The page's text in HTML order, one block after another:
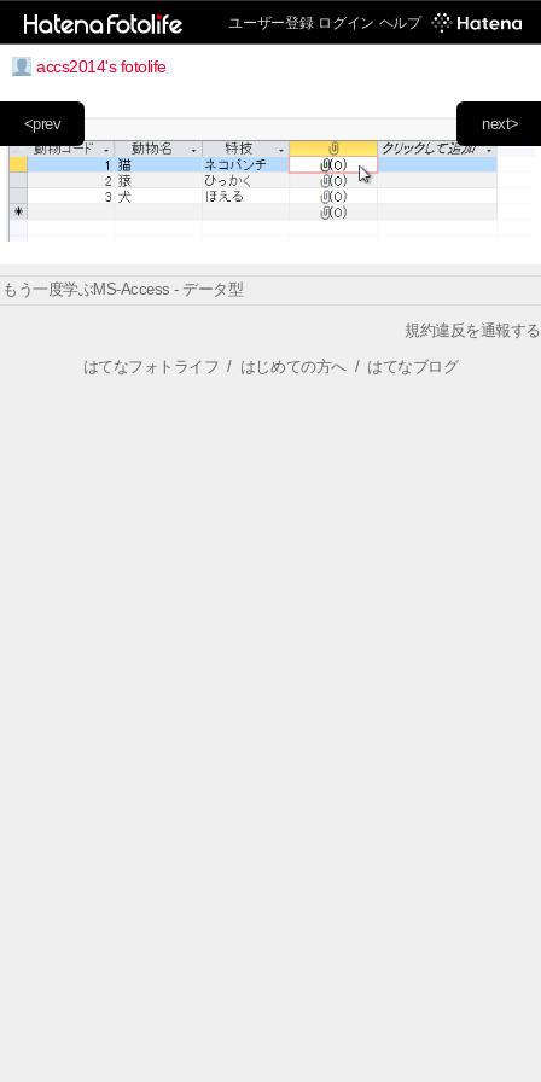
ユーザー登録 ログイン ヘルプ
accs2014's fotolife
next>
<prev
もう一度学ぶMS-Access - データ型
規約違反を通報する
はてなフォトライフ / はじめての方へ/ はてなブログ